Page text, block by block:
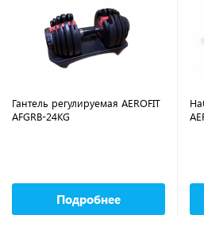
Гантель регулируемая AEROFIT
AFGRB-24KG
Подробнее